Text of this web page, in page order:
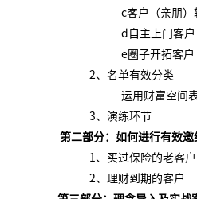
c客户（亲朋）
d自主上门客户
e圈子开拓客户
2、名单有效分类
运用财富空间
3、演练环节
第二部分：如何进行有效邀
1、买过保险的老客户
2、理财到期的客户